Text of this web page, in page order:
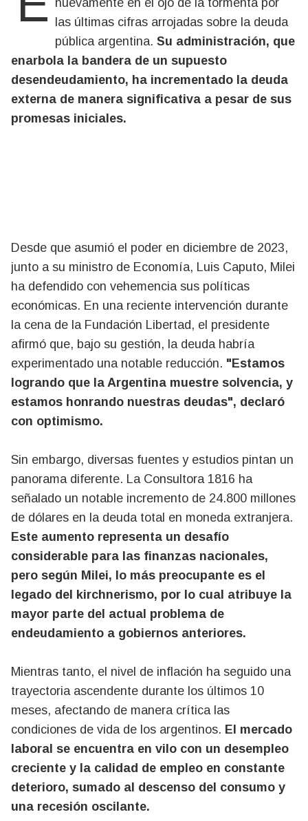
nuevamente en el ojo de la tormenta por
las últimas cifras arrojadas sobre la deuda
pública argentina. Su administración, que
enarbola la bandera de un supuesto
desendeudamiento, ha incrementado la deuda
externa de manera significativa a pesar de sus
promesas iniciales.
Desde que asumió el poder en diciembre de 2023,
junto a su ministro de Economía, Luis Caputo, Milei
ha defendido con vehemencia sus políticas
económicas. En una reciente intervención durante
la cena de la Fundación Libertad, el presidente
afirmó que, bajo su gestión, la deuda habría
experimentado una notable reducción. "Estamos
logrando que la Argentina muestre solvencia, y
estamos honrando nuestras deudas", declaró
con optimismo.
Sin embargo, diversas fuentes y estudios pintan un
panorama diferente. La Consultora 1816 ha
señalado un notable incremento de 24.800 millones
de dólares en la deuda total en moneda extranjera.
Este aumento representa un desafío
considerable para las finanzas nacionales,
pero según Milei, lo más preocupante es el
legado del kirchnerismo, por lo cual atribuye la
mayor parte del actual problema de
endeudamiento a gobiernos anteriores.
Mientras tanto, el nivel de inflación ha seguido una
trayectoria ascendente durante los últimos 10
meses, afectando de manera crítica las
condiciones de vida de los argentinos. El mercado
laboral se encuentra en vilo con un desempleo
creciente y la calidad de empleo en constante
deterioro, sumado al descenso del consumo y
una recesión oscilante.